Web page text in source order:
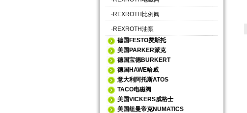
· REXROTH比例阀
· REXROTH油泵
德国FESTO费斯托
美国PARKER派克
德国宝德BURKERT
德国HAWE哈威
意大利阿托斯ATOS
TACO电磁阀
美国VICKERS威格士
美国纽曼帝克NUMATICS